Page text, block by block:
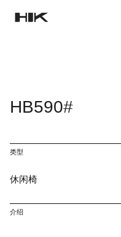
HB590#
类型
休闲椅
介绍